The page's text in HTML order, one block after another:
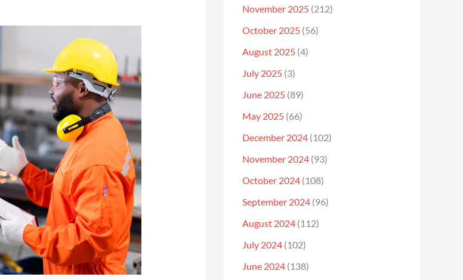
November 2025 (212)
October 2025 (56)
August 2025 (4)
July 2025 (3)
June 2025 (89)
May 2025 (66)
December 2024 (102)
November 2024 (93)
October 2024 (108)
September 2024 (96)
August 2024 (112)
July 2024 (102)
June 2024 (138)